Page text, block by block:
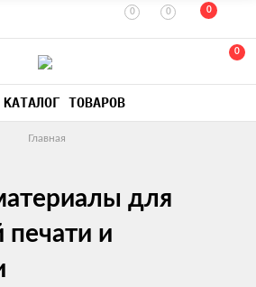
0 0 0
0
КАТАЛОГ ТОВАРОВ
Главная
для
печати и